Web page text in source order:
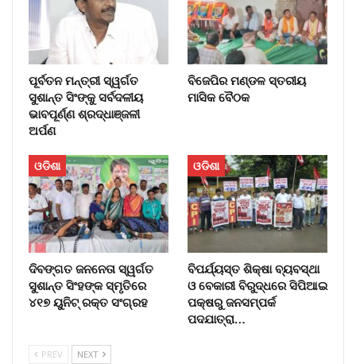
ପୂର୍ବତନ ମନ୍ତ୍ରୀ ସ୍ୱର୍ଗତ
ସୁଶାନ୍ତ ସିଂଙ୍କୁ ସର୍ବଦଳୀୟ
ଭାବପୂର୍ଣ୍ଣ ଶ୍ରଦ୍ଧାଞ୍ଜଳୀ
ଅର୍ପଣ
ବିଜେପିର ମଣ୍ଡଳ ସ୍ତରୀୟ
ମାସିକ ବୈଠକ
ଓଡିଶା
ଦିବଙ୍ଗତ ଜନନେତା ସ୍ୱର୍ଗତ
ସୁଶାନ୍ତ ସିଂହଙ୍କ ସ୍ମୃତିରେ
୪୧୭ ୟୁନିଟ୍ ରକ୍ତ ସଂଗ୍ରହ
ଓଡିଶା
ବିପର୍ଯ୍ୟସ୍ତ ଶିକ୍ଷା ବ୍ୟବସ୍ଥା
ଓ ବେକାରୀ ବିରୁଦ୍ଧରେ ସିପିଆଇ
ପକ୍ଷରୁ ଜନସମ୍ପର୍କ
ପଦଯାତ୍ରା…
PREV NEXT